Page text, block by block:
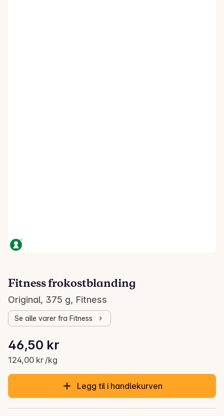
Fitness frokostblanding
Original, 375 g, Fitness
Se alle varer fra Fitness
Gjeldende pris er: 46,50 kr
46,50 kr
124,00 kr /kg
Stykkpris: 124,00 kr /kg
Legg til i handlekurven